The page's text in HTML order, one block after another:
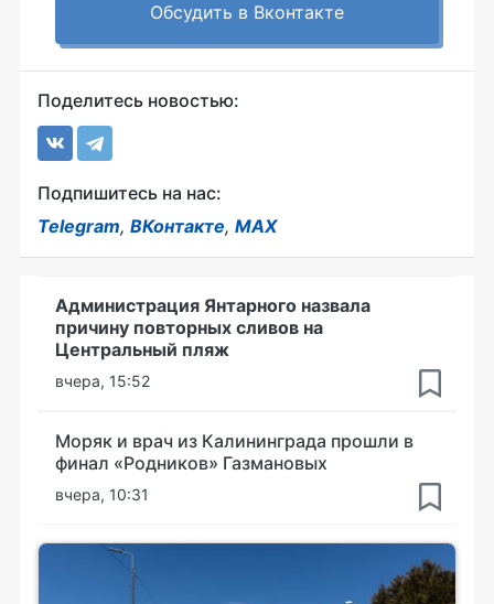
Обсудить в Вконтакте
Поделитесь новостью:
Подпишитесь на нас:
Telegram, ВКонтакте, MAX
Администрация Янтарного назвала
причину повторных сливов на
Центральный пляж
вчера, 15:52
Моряк и врач из Калининграда прошли в
финал «Родников» Газмановых
вчера, 10:31